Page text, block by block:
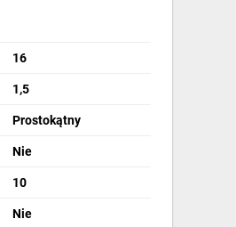
16
1,5
Prostokątny
Nie
10
Nie